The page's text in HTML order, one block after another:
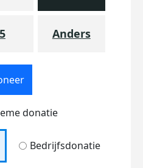
Anders
donatie
Bedrijfsdonatie